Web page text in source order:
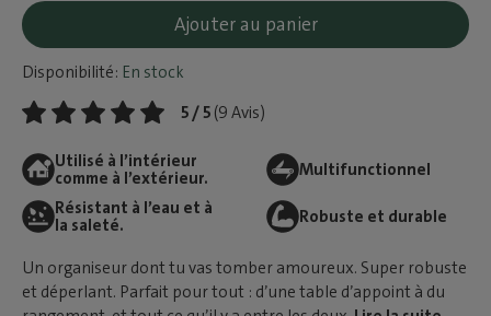
Ajouter au panier
Disponibilité: En stock
5 / 5 (9 Avis)
Utilisé à l’intérieur
comme à l’extérieur.
Multifunctionnel
Résistant à l’eau et à
la saleté.
Robuste et durable
Un organiseur dont tu vas tomber amoureux. Super robuste
et déperlant. Parfait pour tout : d’une table d’appoint à du